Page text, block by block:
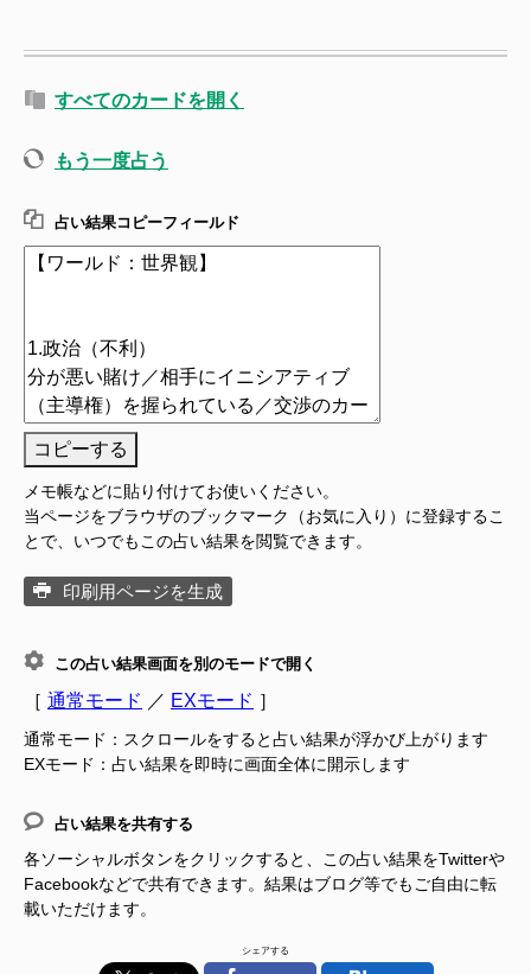
すべてのカードを開く
もう一度占う
占い結果コピーフィールド
コピーする
メモ帳などに貼り付けてお使いください。
当ページをブラウザのブックマーク（お気に入り）に登録するこ
とで、いつでもこの占い結果を閲覧できます。
印刷用ページを生成
この占い結果画面を別のモードで開く
［ 通常モード ／ EXモード ］
通常モード：スクロールをすると占い結果が浮かび上がります
EXモード：占い結果を即時に画面全体に開示します
占い結果を共有する
各ソーシャルボタンをクリックすると、この占い結果をTwitterや
Facebookなどで共有できます。結果はブログ等でもご自由に転
載いただけます。
シェアする